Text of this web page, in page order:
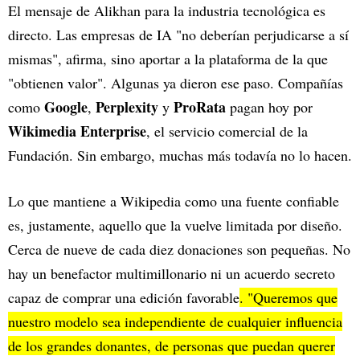
El mensaje de Alikhan para la industria tecnológica es
directo. Las empresas de IA "no deberían perjudicarse a sí
mismas", afirma, sino aportar a la plataforma de la que
"obtienen valor". Algunas ya dieron ese paso. Compañías
como Google, Perplexity y ProRata pagan hoy por
Wikimedia Enterprise, el servicio comercial de la
Fundación. Sin embargo, muchas más todavía no lo hacen.
Lo que mantiene a Wikipedia como una fuente confiable
es, justamente, aquello que la vuelve limitada por diseño.
Cerca de nueve de cada diez donaciones son pequeñas. No
hay un benefactor multimillonario ni un acuerdo secreto
capaz de comprar una edición favorable. "Queremos que
nuestro modelo sea independiente de cualquier influencia
de los grandes donantes, de personas que puedan querer